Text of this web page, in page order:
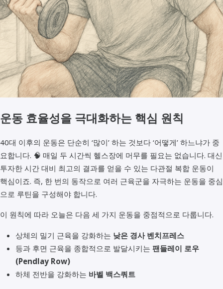
운동 효율성을 극대화하는 핵심 원칙
40대 이후의 운동은 단순히 ‘많이’ 하는 것보다 ‘어떻게’ 하느냐가 중
요합니다. 🧠 매일 두 시간씩 헬스장에 머무를 필요는 없습니다. 대신
투자한 시간 대비 최고의 결과를 얻을 수 있는 다관절 복합 운동이
핵심이죠. 즉, 한 번의 동작으로 여러 근육군을 자극하는 운동을 중심
으로 루틴을 구성해야 합니다.
이 원칙에 따라 오늘은 다음 세 가지 운동을 중점적으로 다룹니다.
상체의 밀기 근육을 강화하는 낮은 경사 벤치프레스
등과 후면 근육을 종합적으로 발달시키는 팬들레이 로우
(Pendlay Row)
하체 전반을 강화하는 바벨 백스쿼트